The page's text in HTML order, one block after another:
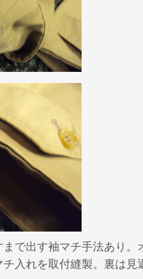
で出す袖マチ手法あり。
入れを取付縫製。裏は見